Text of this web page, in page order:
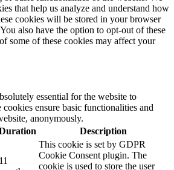
that help us analyze and understand how
cookies will be stored in your browser
also have the option to opt-out of these
some of these cookies may affect your
essential for the website to
ensure basic functionalities and
anonymously.
Description
11
This cookie is set by GDPR
Cookie Consent plugin. The
cookie is used to store the user